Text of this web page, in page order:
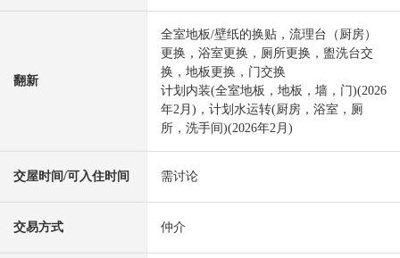
翻新
全室地板/壁纸的换贴，流理台（厨房）
更换，浴室更换，厕所更换，盥洗台交
换，地板更换，门交换
计划内装(全室地板，地板，墙，门)(2026
年2月)，计划水运转(厨房，浴室，厕
所，洗手间)(2026年2月)
交屋时间/可入住时间 需讨论
交易方式 仲介